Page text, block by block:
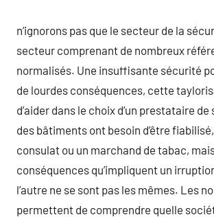
n’ignorons pas que le secteur de la
secteur comprenant de nombreux
normalisés. Une insuffisante sécurité
de lourdes conséquences, cette
d’aider dans le choix d’un prestataire
des bâtiments ont besoin d’être
consulat ou un marchand de tabac,
conséquences qu’impliquent un
l’autre ne se sont pas les mêmes. Les
permettent de comprendre quelle